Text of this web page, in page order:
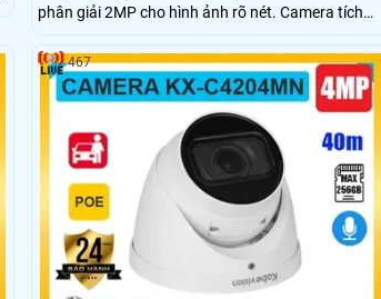
phân giải 2MP cho hình ảnh rõ nét. Camera tích
hợp hồng ngoại 30m, mic ghi âm, khe cắm thẻ nhớ
256GB, hỗ trợ phân biệt người và xe công nghệ Ai
phát hiện thông minh, cấp nguồn PoE và đạt
chuẩn chống va đập IK10. Đây là lựa chọn giá rẻ,
phù hợp cho các giải pháp giám sát an ninh trong
nhà .
467